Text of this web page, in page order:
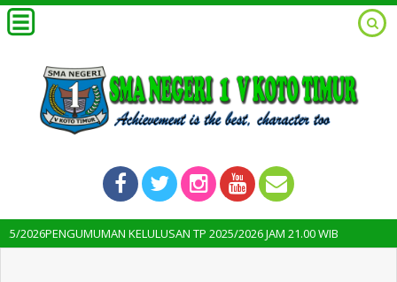
KELULUSAN TP 2025/2026 JAM 21.00 WIB 3 bulan yang